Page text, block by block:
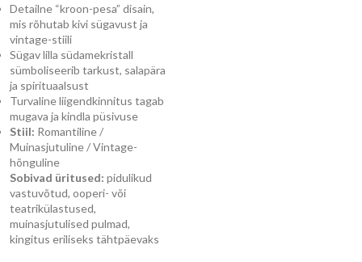
Detailne “kroon-pesa” disain,
mis rõhutab kivi sügavust ja
vintage-stiili
Sügav lilla südamekristall
sümboliseerib tarkust, salapära
ja spirituaalsust
Turvaline liigendkinnitus tagab
mugava ja kindla püsivuse
Stiil: Romantiline /
Muinasjutuline / Vintage-
hõnguline
Sobivad üritused: pidulikud
vastuvõtud, ooperi- või
teatrikülastused,
muinasjutulised pulmad,
kingitus eriliseks tähtpäevaks